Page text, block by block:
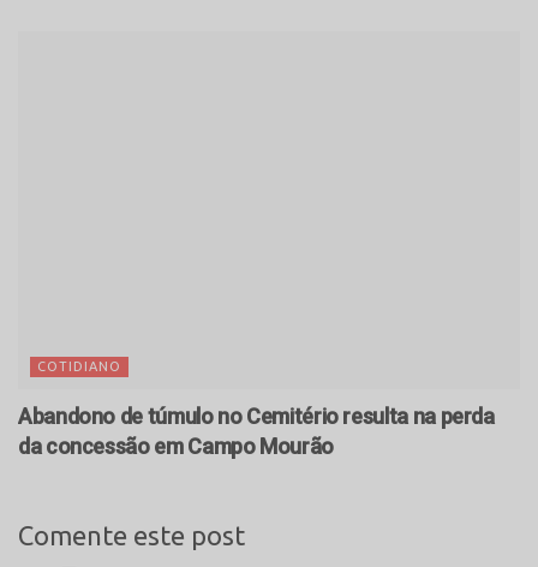
COTIDIANO
Abandono de túmulo no Cemitério resulta na perda
da concessão em Campo Mourão
Comente este post